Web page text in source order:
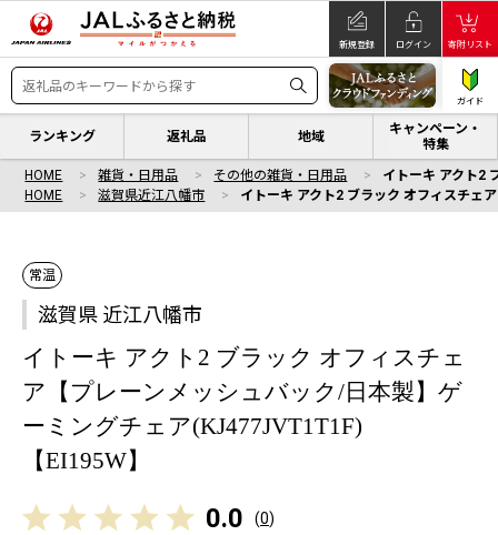
新規登録 ログイン 寄附リスト
ガイド
ランキング 返礼品 地域
キャンペーン・
特集
HOME 雑貨・日用品 その他の雑貨・日用品
イトーキ アクト2
HOME
滋賀県近江八幡市 イトーキ アクト2 ブラック オフィスチェ
常温
滋賀県 近江八幡市
イトーキ アクト2 ブラック オフィスチェ
ア【プレーンメッシュバック/日本製】ゲ
ーミングチェア(KJ477JVT1T1F)
【EI195W】
0.0 (0)